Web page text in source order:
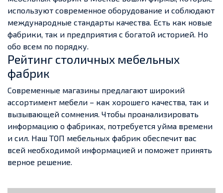
используют современное оборудование и соблюдают
международные стандарты качества. Есть как новые
фабрики, так и предприятия с богатой историей. Но
обо всем по порядку.
Рейтинг столичных мебельных
фабрик
Современные магазины предлагают широкий
ассортимент мебели – как хорошего качества, так и
вызывающей сомнения. Чтобы проанализировать
информацию о фабриках, потребуется уйма времени
и сил. Наш ТОП мебельных фабрик обеспечит вас
всей необходимой информацией и поможет принять
верное решение.